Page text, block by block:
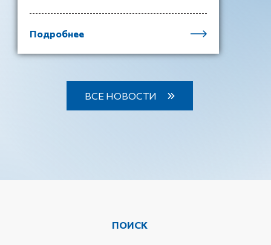
Подробнее
ВСЕ НОВОСТИ
ПОИСК